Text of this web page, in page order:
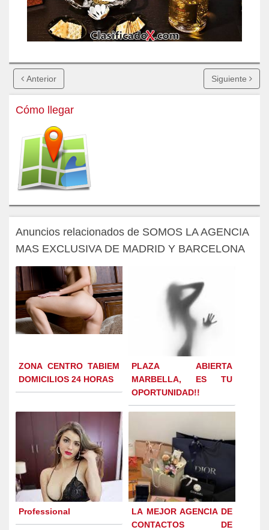
Anterior Siguiente
Cómo llegar
Anuncios relacionados de SOMOS LA AGENCIA
MAS EXCLUSIVA DE MADRID Y BARCELONA
ZONA CENTRO TABIEM
DOMICILIOS 24 HORAS
PLAZA ABIERTA
MARBELLA, ES TU
OPORTUNIDAD!!
Professional
LA MEJOR AGENCIA DE
CONTACTOS DE